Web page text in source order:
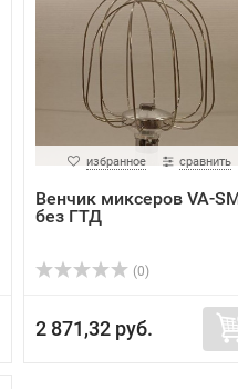
избранное сравнить
Венчик миксеров VA-
без ГТД
(0)
2 871,32 руб.